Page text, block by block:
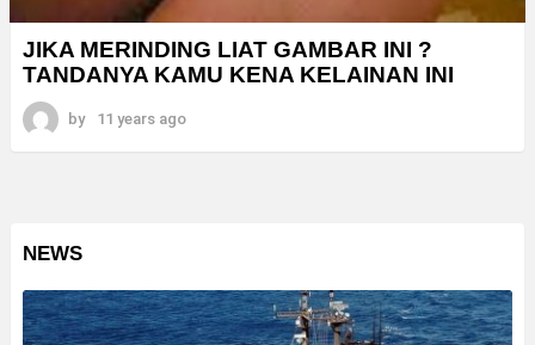
JIKA MERINDING LIAT GAMBAR INI ?
TANDANYA KAMU KENA KELAINAN INI
by 11 years ago
NEWS